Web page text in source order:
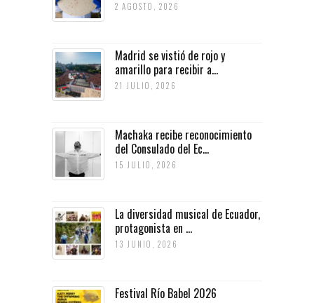
2 AGOSTO, 2026
Madrid se vistió de rojo y
amarillo para recibir a...
21 JULIO, 2026
Machaka recibe reconocimiento
del Consulado del Ec...
15 JULIO, 2026
La diversidad musical de Ecuador,
protagonista en ...
13 JUNIO, 2026
Festival Río Babel 2026